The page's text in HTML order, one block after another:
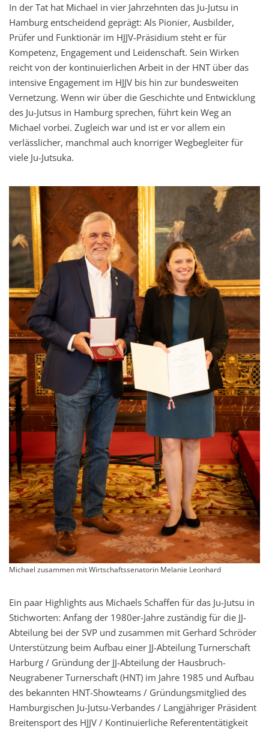
In der Tat hat Michael in vier Jahrzehnten das Ju-Jutsu in
Hamburg entscheidend geprägt: Als Pionier, Ausbilder,
Prüfer und Funktionär im HJJV-Präsidium steht er für
Kompetenz, Engagement und Leidenschaft. Sein Wirken
reicht von der kontinuierlichen Arbeit in der HNT über das
intensive Engagement im HJJV bis hin zur bundesweiten
Vernetzung. Wenn wir über die Geschichte und Entwicklung
des Ju-Jutsus in Hamburg sprechen, führt kein Weg an
Michael vorbei. Zugleich war und ist er vor allem ein
verlässlicher, manchmal auch knorriger Wegbegleiter für
viele Ju-Jutsuka.
Michael zusammen mit Wirtschaftssenatorin Melanie Leonhard
Ein paar Highlights aus Michaels Schaffen für das Ju-Jutsu in
Stichworten: Anfang der 1980er-Jahre zuständig für die JJ-
Abteilung bei der SVP und zusammen mit Gerhard Schröder
Unterstützung beim Aufbau einer JJ-Abteilung Turnerschaft
Harburg / Gründung der JJ-Abteilung der Hausbruch-
Neugrabener Turnerschaft (HNT) im Jahre 1985 und Aufbau
des bekannten HNT-Showteams / Gründungsmitglied des
Hamburgischen Ju-Jutsu-Verbandes / Langjähriger Präsident
Breitensport des HJJV / Kontinuierliche Referententätigkeit